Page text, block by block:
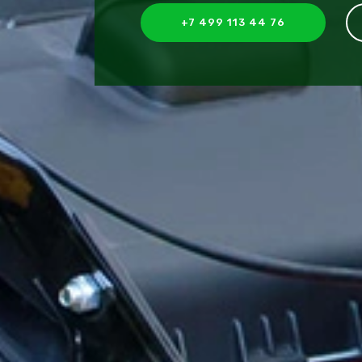
+7 499 113 44 76